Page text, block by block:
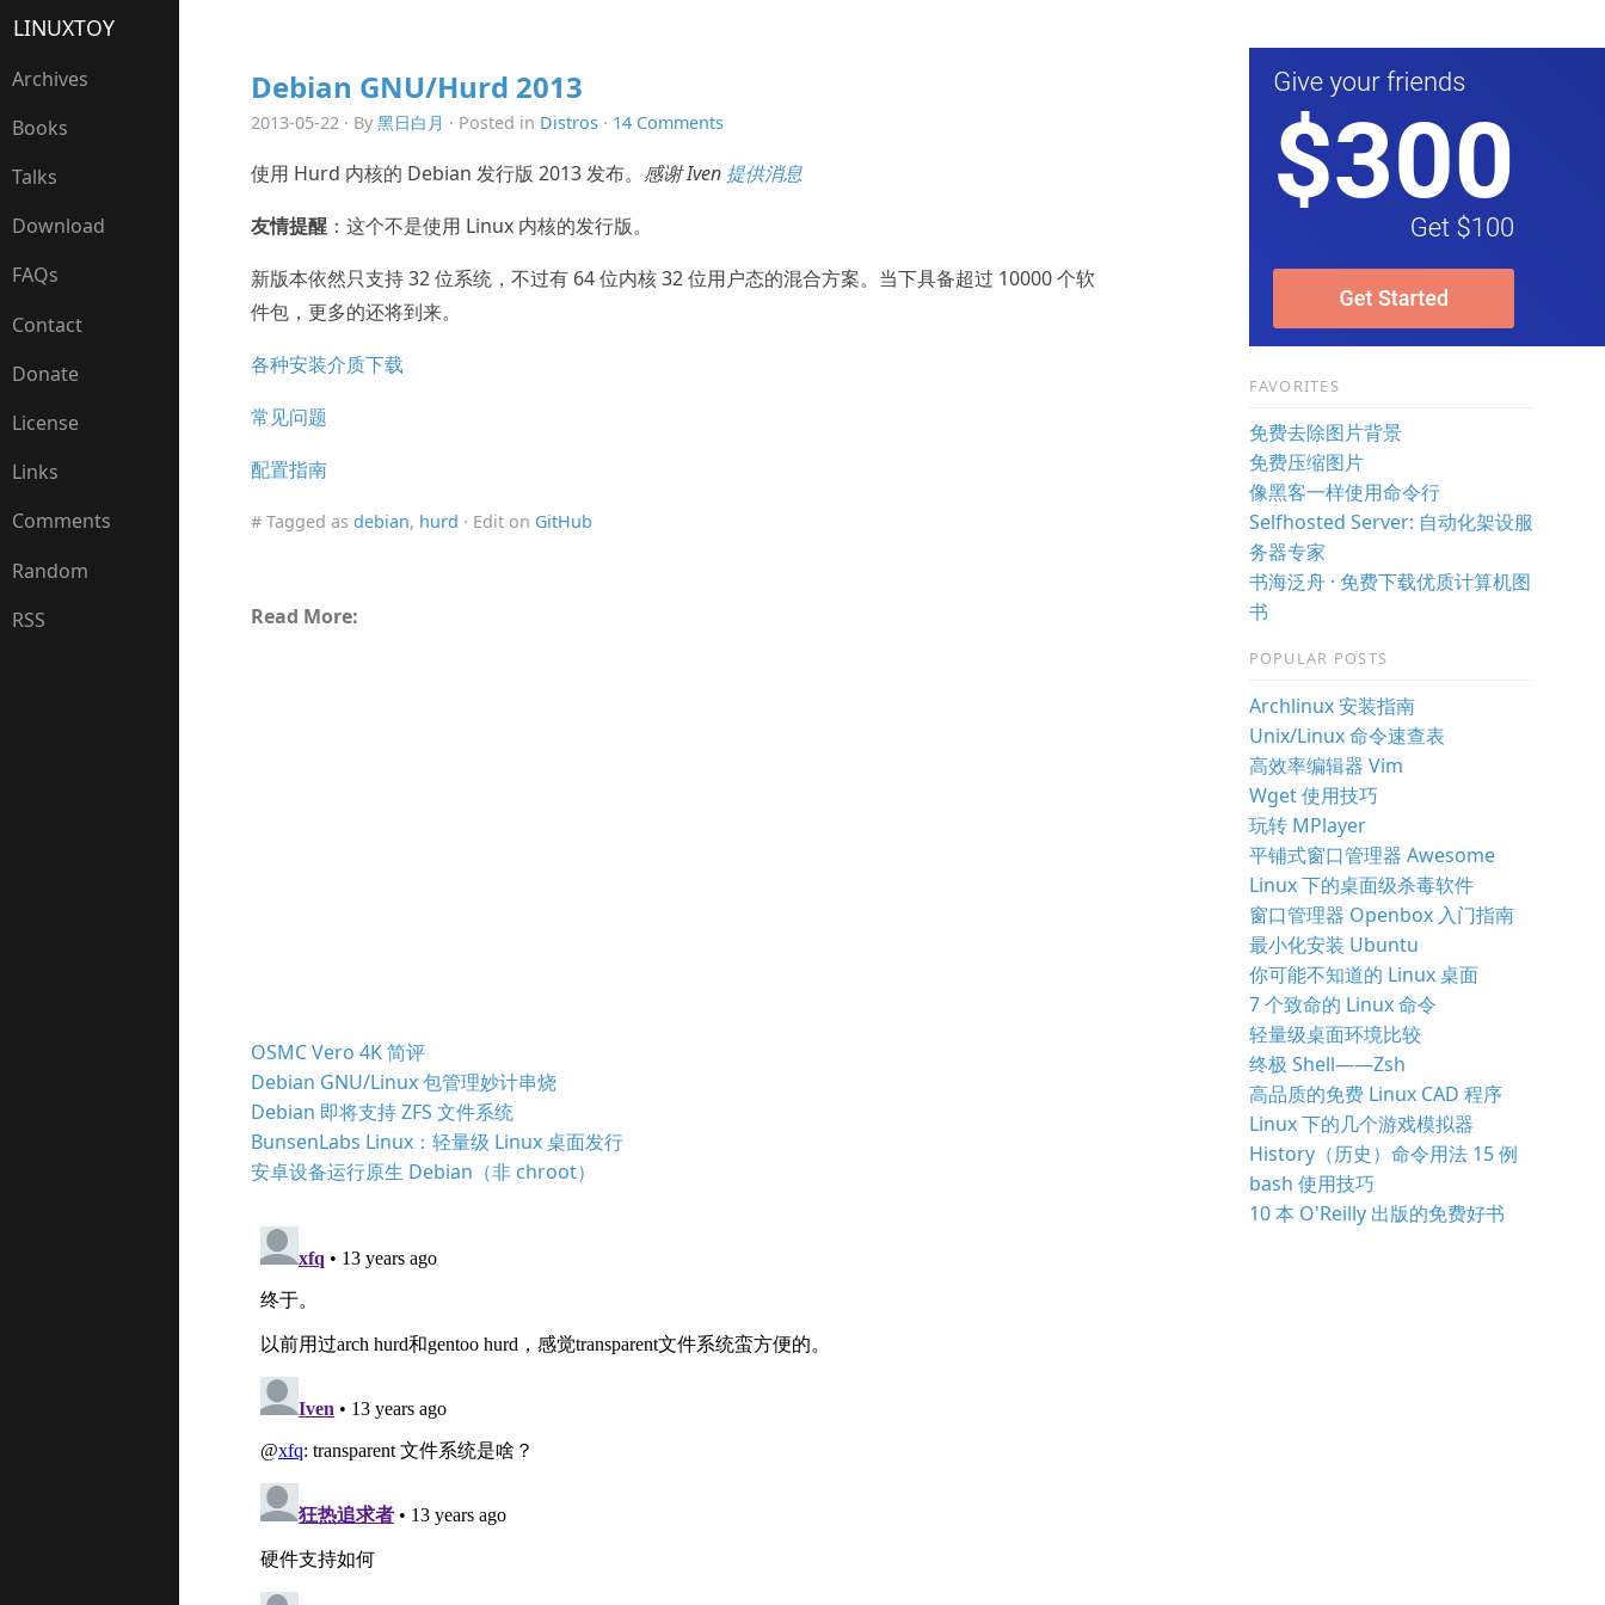
LINUXTOY
Archives
Books
Talks
Download
FAQs
Contact
Donate
License
Links
Comments
Random
RSS
Debian GNU/Hurd 2013
2013-05-22 · By 黑日白月 · Posted in Distros· 14 Comments
使用 Hurd 内核的 Debian 发行版 2013 发布。 感谢 Iven 提供消息
友情提醒：这个不是使用 Linux 内核的发行版。
新版本依然只支持 32 位系统，不过有 64 位内核 32 位用户态的混合方案。当下具备超过 10000 个软
件包，更多的还将到来。
各种安装介质下载
常见问题
配置指南
# Tagged as debian, hurd · Edit on GitHub
Read More:
OSMC Vero 4K 简评
Debian GNU/Linux 包管理妙计串烧
Debian 即将支持 ZFS 文件系统
BunsenLabs Linux：轻量级 Linux 桌面发行
安卓设备运行原生 Debian（非 chroot）
FAVORITES
免费去除图片背景
免费压缩图片
像黑客一样使用命令行
Selfhosted Server: 自动化架设服
务器专家
书海泛舟 · 免费下载优质计算机图
书
POPULAR POSTS
Archlinux 安装指南
Unix/Linux 命令速查表
高效率编辑器 Vim
Wget 使用技巧
玩转 MPlayer
平铺式窗口管理器 Awesome
Linux 下的桌面级杀毒软件
窗口管理器 Openbox 入门指南
最小化安装 Ubuntu
你可能不知道的 Linux 桌面
7 个致命的 Linux 命令
轻量级桌面环境比较
终极 Shell——Zsh
高品质的免费 Linux CAD 程序
Linux 下的几个游戏模拟器
History（历史）命令用法 15 例
bash 使用技巧
10 本 O'Reilly 出版的免费好书